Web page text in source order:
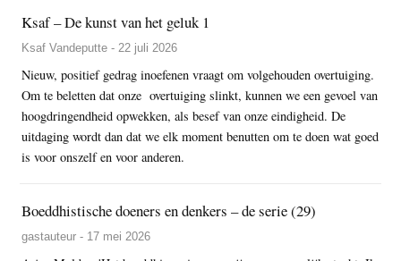
Ksaf – De kunst van het geluk 1
Ksaf Vandeputte - 22 juli 2026
Nieuw, positief gedrag inoefenen vraagt om volgehouden overtuiging.
Om te beletten dat onze overtuiging slinkt, kunnen we een gevoel van
hoogdringendheid opwekken, als besef van onze eindigheid. De
uitdaging wordt dan dat we elk moment benutten om te doen wat goed
is voor onszelf en voor anderen.
Boeddhistische doeners en denkers – de serie (29)
gastauteur - 17 mei 2026